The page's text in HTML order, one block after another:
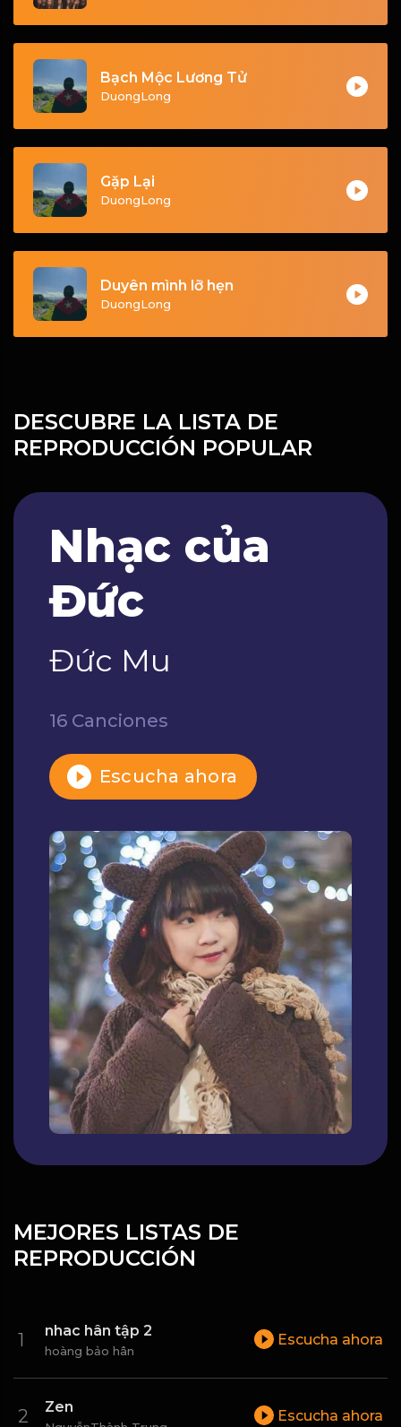
Bạch Mộc Lương Tử
DuongLong
Gặp Lại
DuongLong
Duyên mình lỡ hẹn
DuongLong
DESCUBRE LA LISTA DE
REPRODUCCIÓN POPULAR
Nhạc của
Đức
Đức Mu
16 Canciones
Escucha ahora
MEJORES LISTAS DE
REPRODUCCIÓN
nhac hân tập 2
hoàng bảo hân
Escucha ahora
Zen
Escucha ahora